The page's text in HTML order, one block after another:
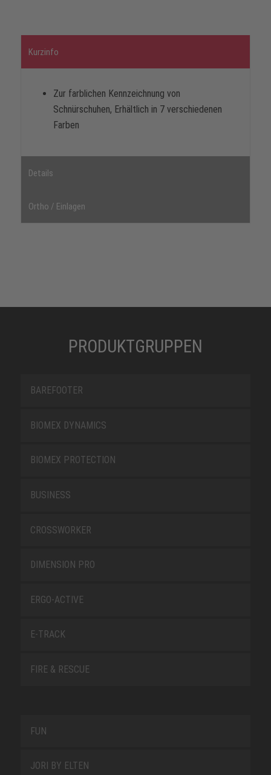
Kurzinfo
Zur farblichen Kennzeichnung von
Schnürschuhen, Erhältlich in 7 verschiedenen
Farben
Details
Ortho / Einlagen
PRODUKTGRUPPEN
BAREFOOTER
BIOMEX DYNAMICS
BIOMEX PROTECTION
BUSINESS
CROSSWORKER
DIMENSION PRO
ERGO-ACTIVE
E-TRACK
FIRE & RESCUE
FUN
JORI BY ELTEN